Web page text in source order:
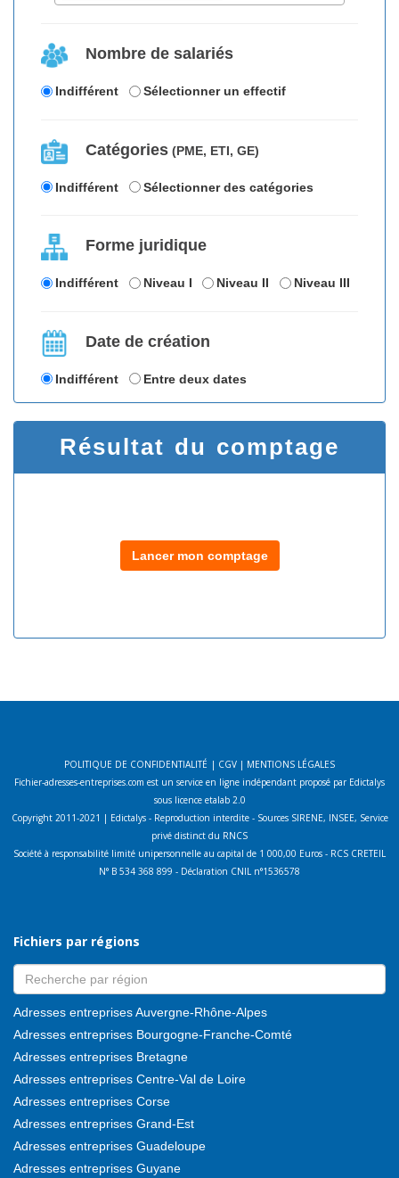
Nombre de salariés
Indifférent Sélectionner un effectif
Catégories (PME, ETI, GE)
Indifférent Sélectionner des catégories
Forme juridique
Indifférent Niveau I Niveau II Niveau III
Date de création
Indifférent Entre deux dates
Résultat du comptage
Lancer mon comptage
POLITIQUE DE CONFIDENTIALITÉ | CGV | MENTIONS LÉGALES
Fichier-adresses-entreprises.com est un service en ligne indépendant proposé par Edictalys
sous licence etalab 2.0
Copyright 2011-2021 | Edictalys - Reproduction interdite - Sources SIRENE, INSEE, Service
privé distinct du RNCS
Société à responsabilité limité unipersonnelle au capital de 1 000,00 Euros - RCS CRETEIL
N° B 534 368 899 - Déclaration CNIL n°1536578
Fichiers par régions
Adresses entreprises Auvergne-Rhône-Alpes
Adresses entreprises Bourgogne-Franche-Comté
Adresses entreprises Bretagne
Adresses entreprises Centre-Val de Loire
Adresses entreprises Corse
Adresses entreprises Grand-Est
Adresses entreprises Guadeloupe
Adresses entreprises Guyane